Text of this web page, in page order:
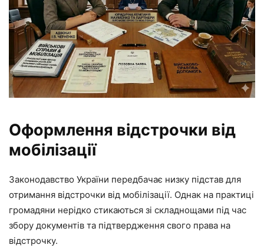
Оформлення відстрочки від
мобілізації
Законодавство України передбачає низку підстав для
отримання відстрочки від мобілізації. Однак на практиці
громадяни нерідко стикаються зі складнощами під час
збору документів та підтвердження свого права на
відстрочку.